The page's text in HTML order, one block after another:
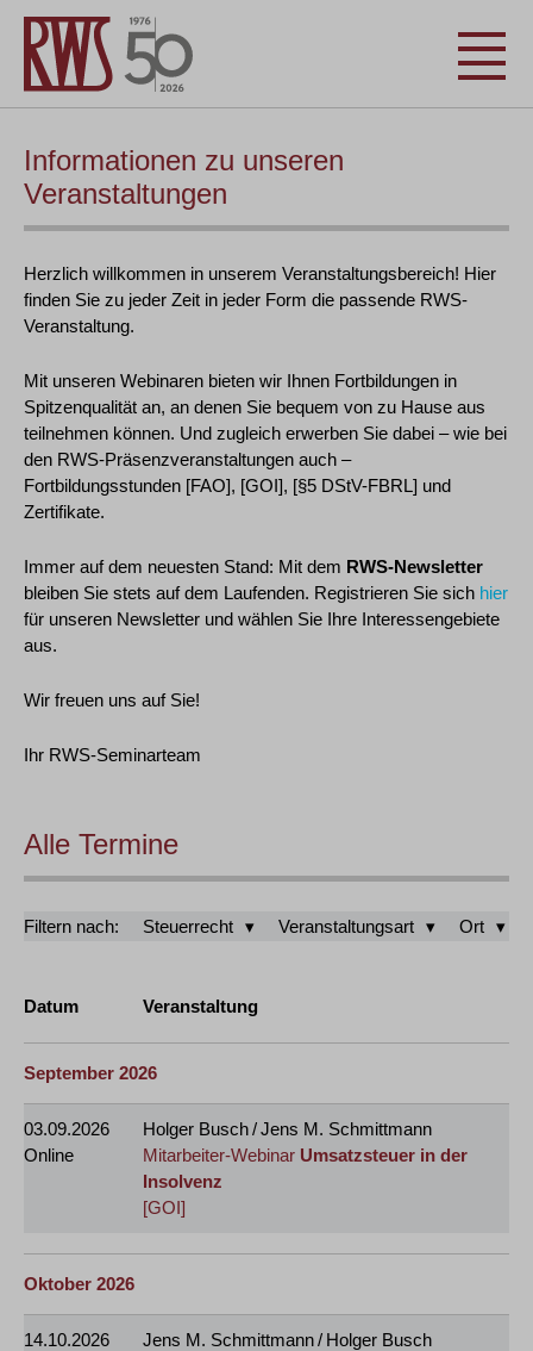
Informationen zu unseren
Veranstaltungen
Herzlich willkommen in unserem Veranstaltungsbereich! Hier
finden Sie zu jeder Zeit in jeder Form die passende RWS-
Veranstaltung.
Mit unseren Webinaren bieten wir Ihnen Fortbildungen in
Spitzenqualität an, an denen Sie bequem von zu Hause aus
teilnehmen können. Und zugleich erwerben Sie dabei – wie bei
den RWS-Präsenzveranstaltungen auch –
Fortbildungsstunden [FAO], [GOI], [§5 DStV-FBRL] und
Zertifikate.
Immer auf dem neuesten Stand: Mit dem RWS-Newsletter
bleiben Sie stets auf dem Laufenden. Registrieren Sie sich hier
für unseren Newsletter und wählen Sie Ihre Interessengebiete
aus.
Wir freuen uns auf Sie!
Ihr RWS-Seminarteam
Alle Termine
Filtern nach: Steuerrecht Veranstaltungsart Ort
Datum Veranstaltung
September 2026
03.09.2026
Online
Holger Busch / Jens M. Schmittmann
Mitarbeiter-Webinar Umsatzsteuer in der
Insolvenz
[GOI]
Oktober 2026
14.10.2026
Jens M. Schmittmann / Holger Busch